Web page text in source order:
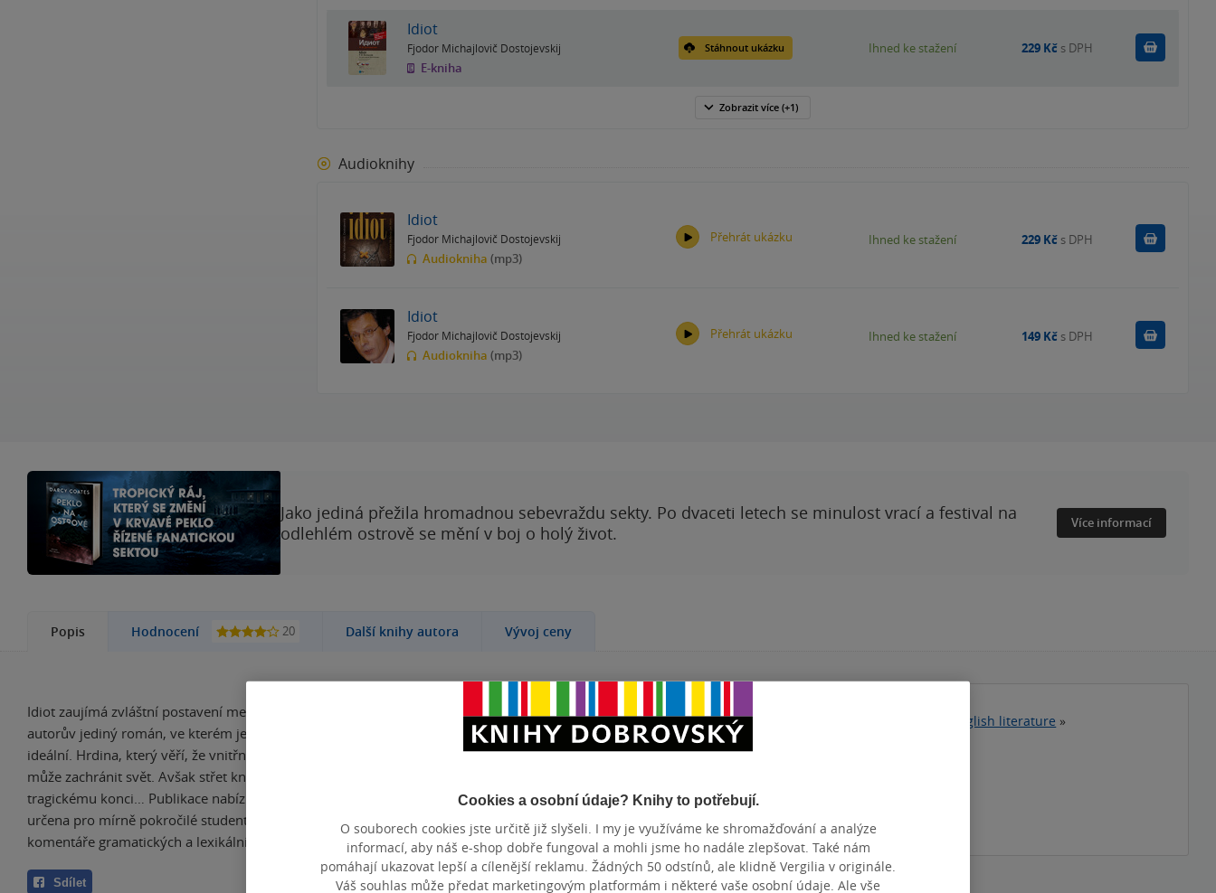
Idiot
Fjodor Michajlovič Dostojevskij
E-kniha
Stáhnout ukázku Ihned ke stažení 229 Kč s DPH Koupit
Zobrazit více (+1)
Audioknihy
Idiot
Fjodor Michajlovič Dostojevskij
Audiokniha (mp3)
Přehrát ukázku Ihned ke stažení 229 Kč s DPH Koupit
Idiot
Fjodor Michajlovič Dostojevskij
Audiokniha (mp3)
Přehrát ukázku Ihned ke stažení 149 Kč s DPH Koupit
Jako jediná přežila hromadnou sebevraždu sekty. Po dvaceti letech se minulost vrací a festival na
odlehlém ostrově se mění v boj o holý život.
Více informací
Popis Hodnocení 20 Další knihy autora Vývoj ceny
Idiot zaujímá zvláštní postavení mezi romány Fjodora Dostojevského. Je to
autorův jediný román, ve kterém je hlavním hrdinou člověk kladný, až
ideální. Hrdina, který věří, že vnitřní krása, ušlechtilost a láska k bližnímu
může zachránit svět. Avšak střet knížete Myškina s realitou vede k
tragickému konci… Publikace nabízí zjednodušenou verzi románu, která je
určena pro mírně pokročilé studenty ruštiny, zrcadlový český překlad,
komentáře gramatických a lexikálních jevů a poznámky k ruským reáliím.
Sdílet
KATEGORIE E-knihy English literature »
Cookies a osobní údaje? Knihy to potřebují.
O souborech cookies jste určitě již slyšeli. I my je využíváme ke shromažďování a analýze
informací, aby náš e-shop dobře fungoval a mohli jsme ho nadále zlepšovat. Také nám
pomáhají ukazovat lepší a cílenější reklamu. Žádných 50 odstínů, ale klidně Vergilia v originále.
Váš souhlas může předat marketingovým platformám i některé vaše osobní údaje. Ale vše